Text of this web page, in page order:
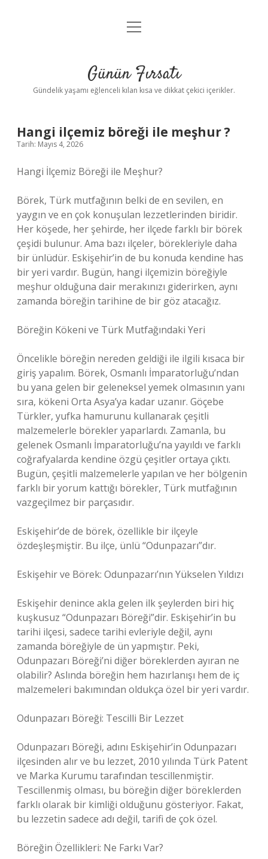
Anasayfa
Yasal Uyarı
menüyü
Günün Fırsatı
Gündelik yaşamı eğlenceli kılan kısa ve dikkat çekici içerikler.
Hangi ilçemiz böreği ile meşhur ?
Tarih: Mayıs 4, 2026
Hangi İlçemiz Böreği ile Meşhur?
Börek, Türk mutfağının belki de en sevilen, en
yaygın ve en çok konuşulan lezzetlerinden biridir.
Her köşede, her şehirde, her ilçede farklı bir börek
çeşidi bulunur. Ama bazı ilçeler, börekleriyle daha
bir ünlüdür. Eskişehir’in de bu konuda kendine has
bir yeri vardır. Bugün, hangi ilçemizin böreğiyle
meşhur olduğuna dair merakınızı giderirken, aynı
zamanda böreğin tarihine de bir göz atacağız.
Böreğin Kökeni ve Türk Mutfağındaki Yeri
Öncelikle böreğin nereden geldiği ile ilgili kısaca bir
giriş yapalım. Börek, Osmanlı İmparatorluğu’ndan
bu yana gelen bir geleneksel yemek olmasının yanı
sıra, kökeni Orta Asya’ya kadar uzanır. Göçebe
Türkler, yufka hamurunu kullanarak çeşitli
malzemelerle börekler yaparlardı. Zamanla, bu
gelenek Osmanlı İmparatorluğu’na yayıldı ve farklı
coğrafyalarda kendine özgü çeşitler ortaya çıktı.
Bugün, çeşitli malzemelerle yapılan ve her bölgenin
farklı bir yorum kattığı börekler, Türk mutfağının
vazgeçilmez bir parçasıdır.
Eskişehir’de de börek, özellikle bir ilçeyle
özdeşleşmiştir. Bu ilçe, ünlü “Odunpazarı”dır.
Eskişehir ve Börek: Odunpazarı’nın Yükselen Yıldızı
Eskişehir denince akla gelen ilk şeylerden biri hiç
kuşkusuz “Odunpazarı Böreği”dir. Eskişehir’in bu
tarihi ilçesi, sadece tarihi evleriyle değil, aynı
zamanda böreğiyle de ün yapmıştır. Peki,
Odunpazarı Böreği’ni diğer böreklerden ayıran ne
olabilir? Aslında böreğin hem hazırlanışı hem de iç
malzemeleri bakımından oldukça özel bir yeri vardır.
Odunpazarı Böreği: Tescilli Bir Lezzet
Odunpazarı Böreği, adını Eskişehir’in Odunpazarı
ilçesinden alır ve bu lezzet, 2010 yılında Türk Patent
ve Marka Kurumu tarafından tescillenmiştir.
Tescillenmiş olması, bu böreğin diğer böreklerden
farklı olarak bir kimliği olduğunu gösteriyor. Fakat,
bu lezzetin sadece adı değil, tarifi de çok özel.
Böreğin Özellikleri: Ne Farkı Var?